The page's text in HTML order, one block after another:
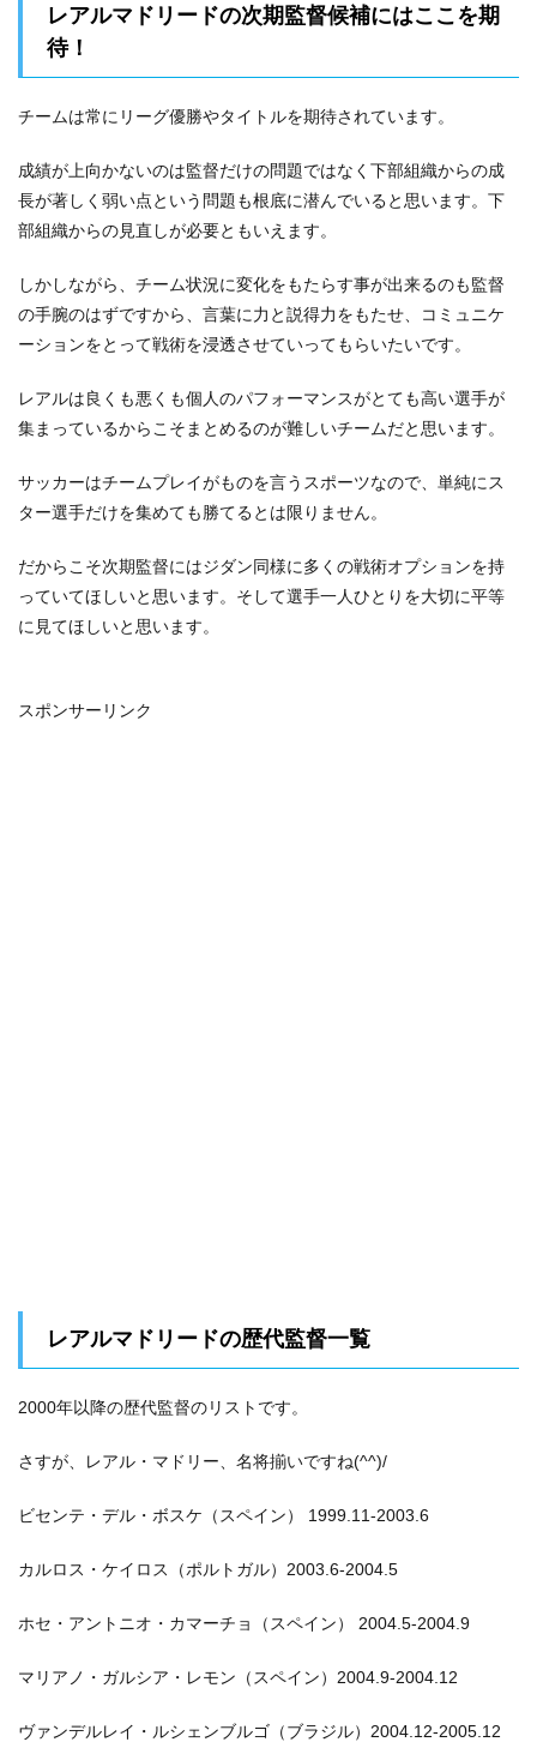
レアルマドリードの次期監督候補にはここを期
待！
チームは常にリーグ優勝やタイトルを期待されています。
成績が上向かないのは監督だけの問題ではなく下部組織からの成
長が著しく弱い点という問題も根底に潜んでいると思います。下
部組織からの見直しが必要ともいえます。
しかしながら、チーム状況に変化をもたらす事が出来るのも監督
の手腕のはずですから、言葉に力と説得力をもたせ、コミュニケ
ーションをとって戦術を浸透させていってもらいたいです。
レアルは良くも悪くも個人のパフォーマンスがとても高い選手が
集まっているからこそまとめるのが難しいチームだと思います。
サッカーはチームプレイがものを言うスポーツなので、単純にス
ター選手だけを集めても勝てるとは限りません。
だからこそ次期監督にはジダン同様に多くの戦術オプションを持
っていてほしいと思います。そして選手一人ひとりを大切に平等
に見てほしいと思います。
スポンサーリンク
レアルマドリードの歴代監督一覧
2000年以降の歴代監督のリストです。
さすが、レアル・マドリー、名将揃いですね(^^)/
ビセンテ・デル・ボスケ（スペイン） 1999.11-2003.6
カルロス・ケイロス（ポルトガル）2003.6-2004.5
ホセ・アントニオ・カマーチョ（スペイン） 2004.5-2004.9
マリアノ・ガルシア・レモン（スペイン）2004.9-2004.12
ヴァンデルレイ・ルシェンブルゴ（ブラジル）2004.12-2005.12